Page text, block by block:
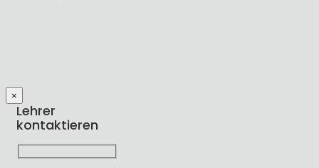
×
Lehrer
kontaktieren